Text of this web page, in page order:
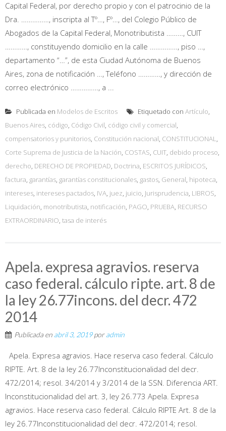
Capital Federal, por derecho propio y con el patrocinio de la
Dra. ……………, inscripta al Tº…, Fº…, del Colegio Público de
Abogados de la Capital Federal, Monotributista ………, CUIT
…………, constituyendo domicilio en la calle ……………, piso …,
departamento “…”, de esta Ciudad Autónoma de Buenos
Aires, zona de notificación …, Teléfono …………, y dirección de
correo electrónico ……………, a ...
Publicada en Modelos de Escritos Etiquetado con Artículo,
Buenos Aires, código, Código Civil, código civil y comercial,
compensatorios y punitorios, Constitución nacional, CONSTITUCIONAL,
Corte Suprema de Justicia de la Nación, COSTAS, CUIT, debido proceso,
derecho, DERECHO DE PROPIEDAD, Doctrina, ESCRITOS JURÍDICOS,
factura, garantías, garantías constitucionales, gastos, General, hipoteca,
intereses, intereses pactados, IVA, juez, juicio, Jurisprudencia, LIBROS,
Liquidación, monotributista, notificación, PAGO, PRUEBA, RECURSO
EXTRAORDINARIO, tasa de interés
Apela. expresa agravios. reserva
caso federal. cálculo ripte. art. 8 de
la ley 26.77incons. del decr. 472
2014
Publicada en abril 3, 2019poradmin
Apela. Expresa agravios. Hace reserva caso federal. Cálculo
RIPTE. Art. 8 de la ley 26.77Inconstitucionalidad del decr.
472/2014; resol. 34/2014 y 3/2014 de la SSN. Diferencia ART.
Inconstitucionalidad del art. 3, ley 26.773 Apela. Expresa
agravios. Hace reserva caso federal. Cálculo RIPTE Art. 8 de la
ley 26.77Inconstitucionalidad del decr. 472/2014; resol.